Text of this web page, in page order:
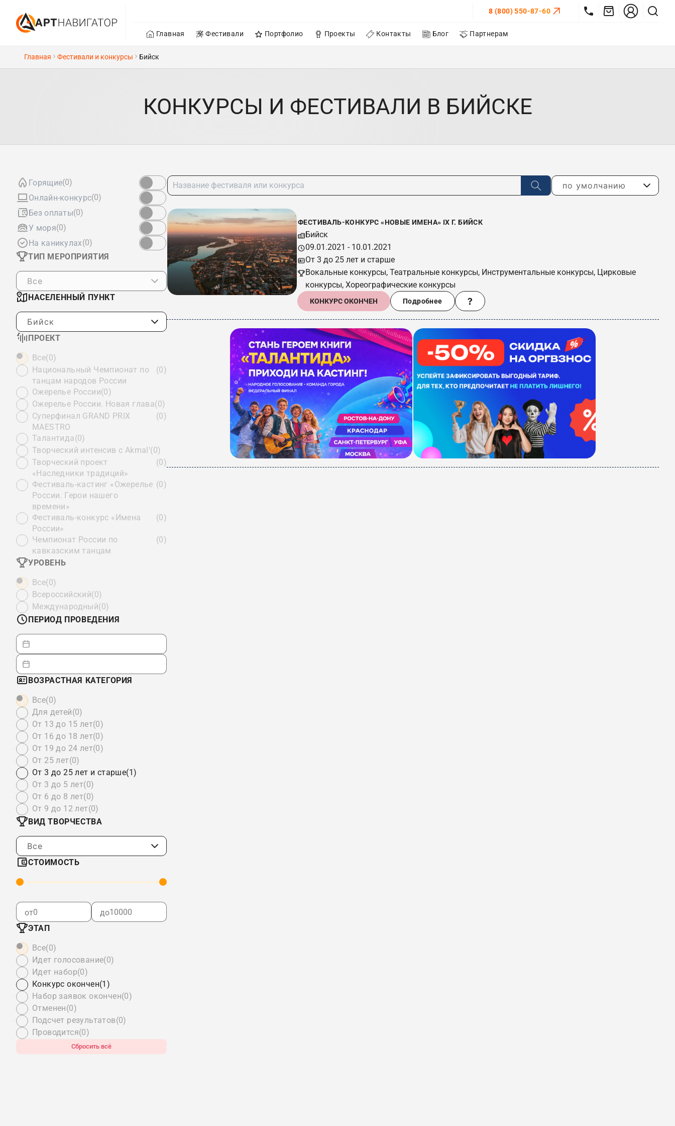
8 (800) 550-87-60
Главная Фестивали Портфолио Проекты Контакты Блог Партнерам
Главная Фестивали и конкурсы Бийск
КОНКУРСЫ И ФЕСТИВАЛИ В БИЙСКЕ
Горящие(0)
Онлайн-конкурс(0)
Без оплаты(0)
У моря(0)
На каникулах(0)
ТИП МЕРОПРИЯТИЯ
Все
НАСЕЛЕННЫЙ ПУНКТ
Бийск
ПРОЕКТ
Все(0)
Национальный Чемпионат по
танцам народов России
(0)
Ожерелье России(0)
Ожерелье России. Новая глава(0)
Суперфинал GRAND PRIX
MAESTRO
(0)
Талантида(0)
Творческий интенсив с Akmal'(0)
Творческий проект
«Наследники традиций»
(0)
Фестиваль-кастинг «Ожерелье
России. Герои нашего
времени»
(0)
Фестиваль-конкурс «Имена
России»
(0)
Чемпионат России по
кавказским танцам
(0)
УРОВЕНЬ
Все(0)
Всероссийский(0)
Международный(0)
ПЕРИОД ПРОВЕДЕНИЯ
ВОЗРАСТНАЯ КАТЕГОРИЯ
Все(0)
Для детей(0)
От 13 до 15 лет(0)
От 16 до 18 лет(0)
От 19 до 24 лет(0)
От 25 лет(0)
От 3 до 25 лет и старше(1)
От 3 до 5 лет(0)
От 6 до 8 лет(0)
От 9 до 12 лет(0)
ВИД ТВОРЧЕСТВА
Все
СТОИМОСТЬ
от
до
ЭТАП
Все(0)
Идет голосование(0)
Идет набор(0)
Конкурс окончен(1)
Набор заявок окончен(0)
Отменен(0)
Подсчет результатов(0)
Проводится(0)
Сбросить всё
по умолчанию
ФЕСТИВАЛЬ-КОНКУРС «НОВЫЕ ИМЕНА» IX Г. БИЙСК
Бийск
09.01.2021 - 10.01.2021
От 3 до 25 лет и старше
Вокальные конкурсы, Театральные конкурсы, Инструментальные конкурсы, Цирковые
конкурсы, Хореографические конкурсы
КОНКУРС ОКОНЧЕН Подробнее